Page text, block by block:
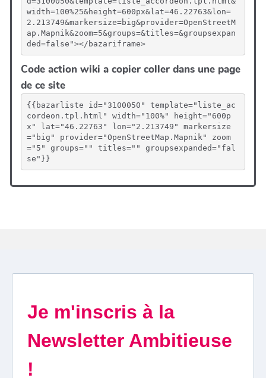
width=100%25&height=600px&lat=46.22763&lon=
2.213749&markersize=big&provider=OpenStreetM
ap.Mapnik&zoom=5&groups=&titles=&groupsexpan
ded=false"></bazariframe>
Code action wiki a copier coller dans une page
de ce site
{{bazarliste id="3100050" template="liste_ac
cordeon.tpl.html" width="100%" height="600p
x" lat="46.22763" lon="2.213749" markersize
="big" provider="OpenStreetMap.Mapnik" zoom
="5" groups="" titles="" groupsexpanded="fal
se"}}